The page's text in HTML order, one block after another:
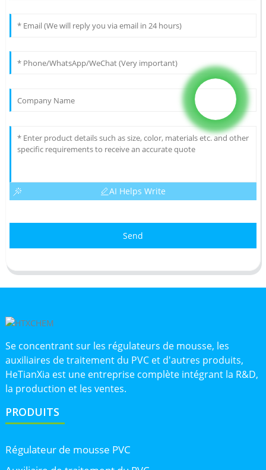
AI Helps Write
Send
Se concentrant sur les régulateurs de mousse, les
auxiliaires de traitement du PVC et d'autres produits,
HeTianXia est une entreprise complète intégrant la R&D,
la production et les ventes.
PRODUITS
Régulateur de mousse PVC